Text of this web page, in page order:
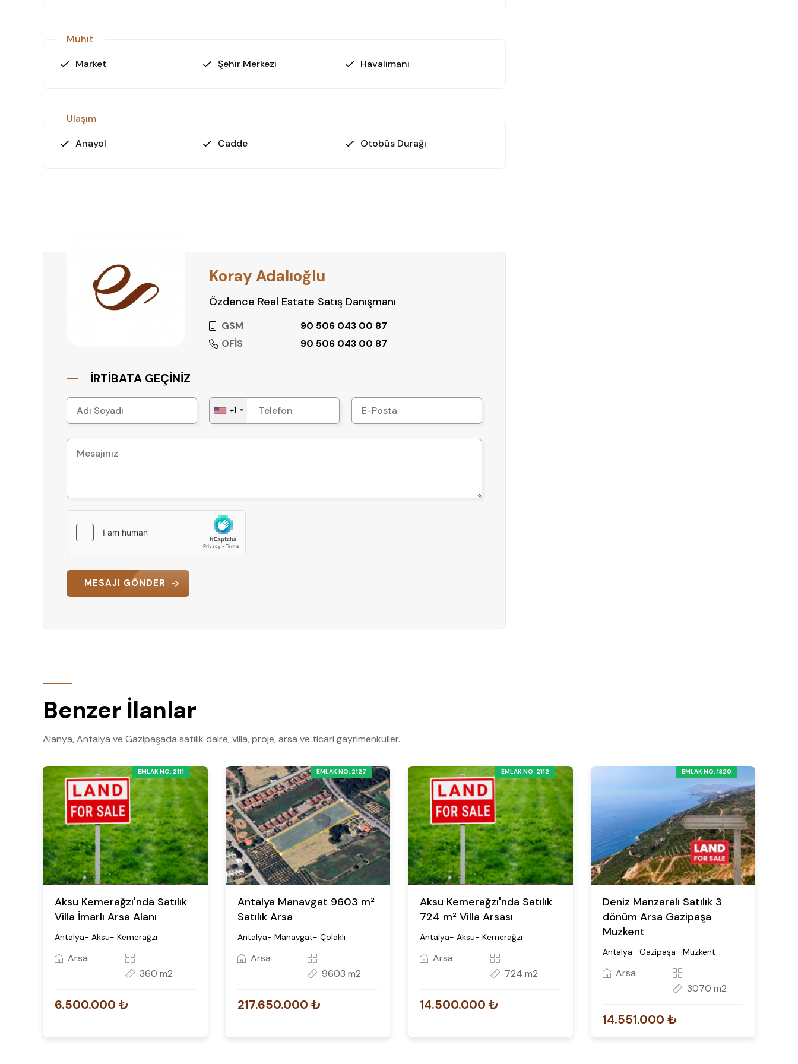
Muhit
Market
Şehir Merkezi Havalimanı
Ulaşım
Anayol
Cadde Otobüs Durağı
Koray Adalıoğlu
Özdence Real Estate Satış Danışmanı
GSM
90 506 043 00 87
OFİS
90 506 043 00 87
İRTİBATA GEÇİNİZ
+1
MESAJI GÖNDER
Benzer İlanlar
Alanya, Antalya ve Gazipaşada satılık daire, villa, proje, arsa ve ticari gayrimenkuller.
EMLAK NO: 2111
Aksu Kemerağzı'nda Satılık
Villa İmarlı Arsa Alanı
Antalya- Aksu- Kemerağzı
Arsa
360 m2
6.500.000 ₺
EMLAK NO: 2127
Antalya Manavgat 9603 m²
Satılık Arsa
Antalya- Manavgat- Çolaklı
Arsa
9603 m2
217.650.000 ₺
EMLAK NO: 2112
Aksu Kemerağzı'nda Satılık
724 m² Villa Arsası
Antalya- Aksu- Kemerağzı
Arsa
724 m2
14.500.000 ₺
EMLAK NO: 1320
Deniz Manzaralı Satılık 3
dönüm Arsa Gazipaşa
Muzkent
Antalya- Gazipaşa- Muzkent
Arsa
3070 m2
14.551.000 ₺